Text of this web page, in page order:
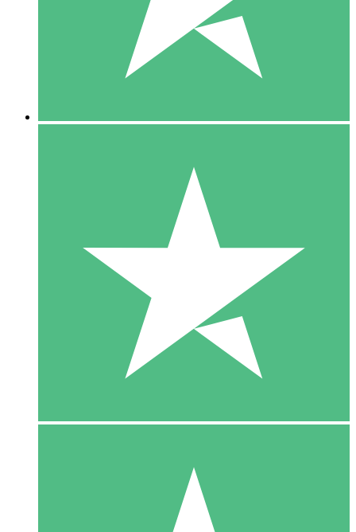
1000
10 Downloaden
20 00